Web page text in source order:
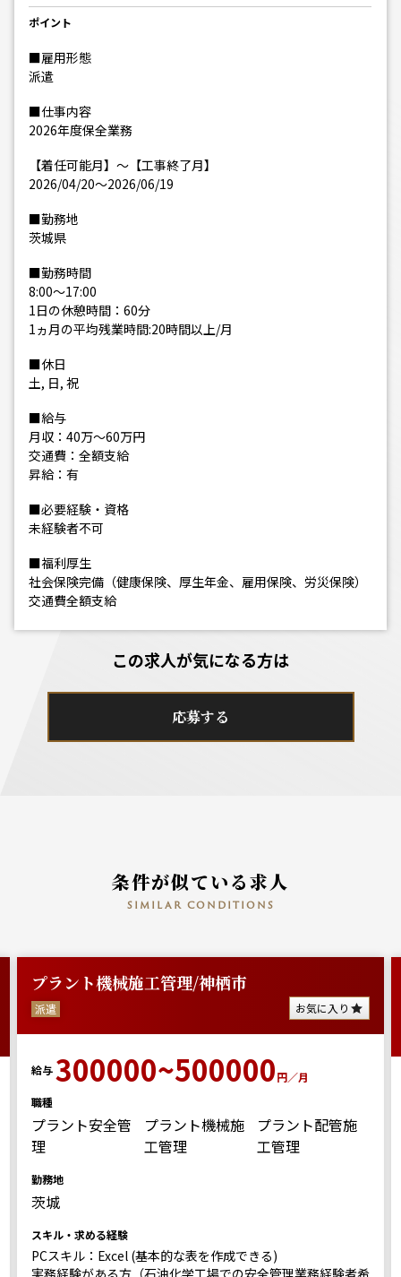
ポイント
■雇用形態
派遣
■仕事内容
2026年度保全業務
【着任可能月】～【工事終了月】
2026/04/20〜2026/06/19
■勤務地
茨城県
■勤務時間
8:00〜17:00
1日の休憩時間：60分
1ヵ月の平均残業時間:20時間以上/月
■休日
土, 日, 祝
■給与
月収：40万〜60万円
交通費：全額支給
昇給：有
■必要経験・資格
未経験者不可
■福利厚生
社会保険完備（健康保険、厚生年金、雇用保険、労災保険）
交通費全額支給
この求人が気になる方は
応募する
条件が似ている求人
similar conditions
プラント機械施工管理/神栖市
派遣 お気に入り
給与300000~500000円／月
職種
プラント安全管
理
プラント機械施
工管理
プラント配管施
工管理
勤務地
茨城
スキル・求める経験
PCスキル：Excel (基本的な表を作成できる)
実務経験がある方（石油化学工場での安全管理業務経験者希